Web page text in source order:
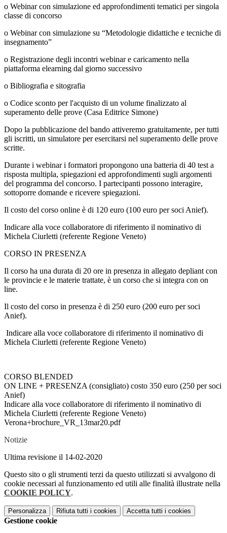
o Webinar con simulazione ed approfondimenti tematici per singola
classe di concorso
o Webinar con simulazione su “Metodologie didattiche e tecniche di
insegnamento”
o Registrazione degli incontri webinar e caricamento nella
piattaforma elearning dal giorno successivo
o Bibliografia e sitografia
o Codice sconto per l'acquisto di un volume finalizzato al
superamento delle prove (Casa Editrice Simone)
Dopo la pubblicazione del bando attiveremo gratuitamente, per tutti
gli iscritti, un simulatore per esercitarsi nel superamento delle prove
scritte.
Durante i webinar i formatori propongono una batteria di 40 test a
risposta multipla, spiegazioni ed approfondimenti sugli argomenti
del programma del concorso. I partecipanti possono interagire,
sottoporre domande e ricevere spiegazioni.
Il costo del corso online è di 120 euro (100 euro per soci Anief).
Indicare alla voce collaboratore di riferimento il nominativo di
Michela Ciurletti (referente Regione Veneto)
CORSO IN PRESENZA
Il corso ha una durata di 20 ore in presenza in allegato depliant con
le provincie e le materie trattate, è un corso che si integra con on
line.
Il costo del corso in presenza è di 250 euro (200 euro per soci
Anief).
Indicare alla voce collaboratore di riferimento il nominativo di
Michela Ciurletti (referente Regione Veneto)
CORSO BLENDED
ON LINE + PRESENZA (consigliato) costo 350 euro (250 per soci
Anief)
Indicare alla voce collaboratore di riferimento il nominativo di
Michela Ciurletti (referente Regione Veneto)
Verona+brochure_VR_13mar20.pdf
Notizie
Ultima revisione il 14-02-2020
Questo sito o gli strumenti terzi da questo utilizzati si avvalgono di
cookie necessari al funzionamento ed utili alle finalità illustrate nella
COOKIE POLICY.
Personalizza Rifiuta tutti i cookies Accetta tutti i cookies
Gestione cookie